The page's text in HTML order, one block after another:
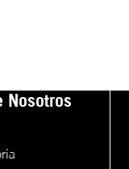
Nosotros